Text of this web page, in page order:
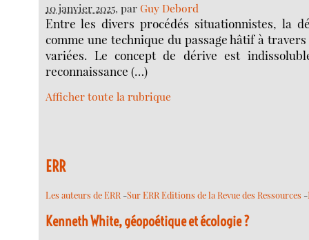
10 janvier 2025, parGuy Debord
Entre les divers procédés situationnistes, la
comme une technique du passage hâtif à
variées. Le concept de dérive est
reconnaissance (…)
Afficher toute la rubrique
ERR
Les auteurs de ERR -Sur ERR Editions de la Revue des Ressources -
Kenneth White, géopoétique et écologie ?